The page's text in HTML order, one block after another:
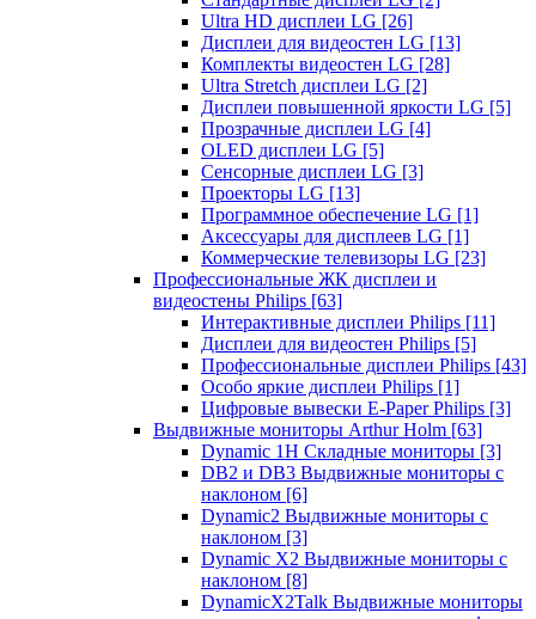
Ultra HD дисплеи LG [26]
Дисплеи для видеостен LG [13]
Комплекты видеостен LG [28]
Ultra Stretch дисплеи LG [2]
Дисплеи повышенной яркости LG [5]
Прозрачные дисплеи LG [4]
OLED дисплеи LG [5]
Сенсорные дисплеи LG [3]
Проекторы LG [13]
Программное обеспечение LG [1]
Аксессуары для дисплеев LG [1]
Коммерческие телевизоры LG [23]
Профессиональные ЖК дисплеи и
видеостены Philips [63]
Интерактивные дисплеи Philips [11]
Дисплеи для видеостен Philips [5]
Профессиональные дисплеи Philips [43]
Особо яркие дисплеи Philips [1]
Цифровые вывески E-Paper Philips [3]
Выдвижные мониторы Arthur Holm [63]
Dynamic 1Н Складные мониторы [3]
DB2 и DB3 Выдвижные мониторы с
наклоном [6]
Dynamic2 Выдвижные мониторы с
наклоном [3]
Dynamic X2 Выдвижные мониторы с
наклоном [8]
DynamicX2Talk Выдвижные мониторы